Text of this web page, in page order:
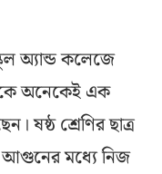
অ্যান্ড কলেজে
অনেকেই এক
ষষ্ঠ শ্রেণির ছাত্র
মধ্যে নিজ